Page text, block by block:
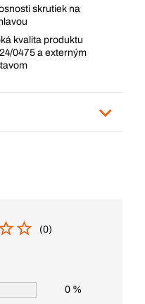
skrutiek na
kvalita produktu
0475 a externým
(0)
0 %